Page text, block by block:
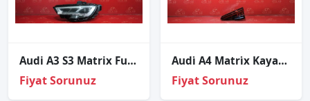
Audi A3 S3 Matrix Full Led Sol Far
Fiyat Sorunuz
Audi̇ A4 Matri̇x Kayar Led Sağ İç Stop Sıfır Hella 8w5945094g
Fiyat Sorunuz